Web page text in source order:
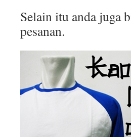
Selain itu anda juga
pesanan.